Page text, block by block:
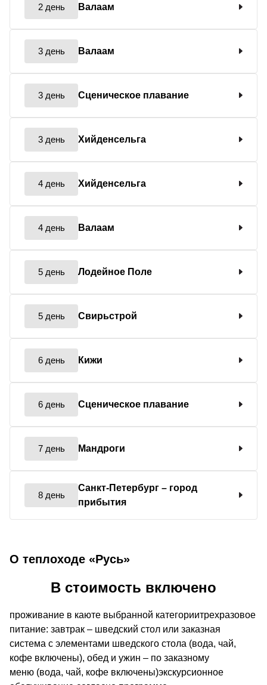
2 день Валаам
3 день Валаам
3 день Сценическое плавание
3 день Хийденсельга
4 день Хийденсельга
4 день Валаам
5 день Лодейное Поле
5 день Свирьстрой
6 день Кижи
6 день Сценическое плавание
7 день Мандроги
8 день
Санкт-Петербург – город
прибытия
О теплоходе «Русь»
В стоимость включено
проживание в каюте выбранной категориитрехразовое
питание: завтрак – шведский стол или заказная
система с элементами шведского стола (вода, чай,
кофе включены), обед и ужин – по заказному
меню (вода, чай, кофе включены)экскурсионное